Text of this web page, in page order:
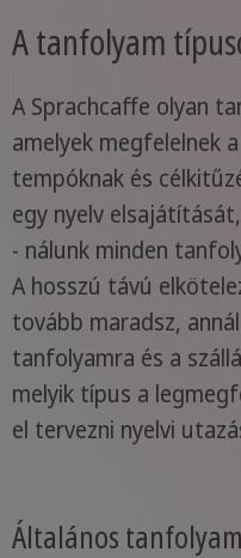
A tanfolyam
A Sprachcaffe olyan
amelyek megfelelnek
tempóknak és
egy nyelv
- nálunk minden
A hosszú távú
tovább maradsz,
tanfolyamra és a
melyik típus a
el tervezni nyelvi
Általános tanfolyam